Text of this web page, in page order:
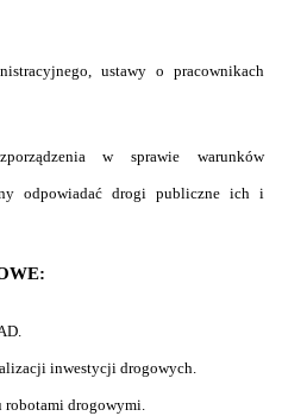
ustawy o pracownikach
w sprawie warunków
odpowiadać drogi publiczne ich i
inwestycji drogowych.
robotami drogowymi.